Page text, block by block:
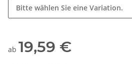
Bitte wählen Sie eine Variation.
ab 19,59 €